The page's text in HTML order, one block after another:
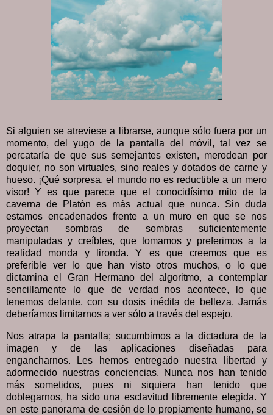
Si alguien se atreviese a librarse, aunque sólo fuera por un
momento, del yugo de la pantalla del móvil, tal vez se
percataría de que sus semejantes existen, merodean por
doquier, no son virtuales, sino reales y dotados de carne y
hueso. ¡Qué sorpresa, el mundo no es reductible a un mero
visor! Y es que parece que el conocidísimo mito de la
caverna de Platón es más actual que nunca. Sin duda
estamos encadenados frente a un muro en que se nos
proyectan sombras de sombras suficientemente
manipuladas y creíbles, que tomamos y preferimos a la
realidad monda y lironda. Y es que creemos que es
preferible ver lo que han visto otros muchos, o lo que
dictamina el Gran Hermano del algoritmo, a contemplar
sencillamente lo que de verdad nos acontece, lo que
tenemos delante, con su dosis inédita de belleza. Jamás
deberíamos limitarnos a ver sólo a través del espejo.
Nos atrapa la pantalla; sucumbimos a la dictadura de la
imagen y de las aplicaciones diseñadas para
engancharnos. Les hemos entregado nuestra libertad y
adormecido nuestras conciencias. Nunca nos han tenido
más sometidos, pues ni siquiera han tenido que
doblegarnos, ha sido una esclavitud libremente elegida. Y
en este panorama de cesión de lo propiamente humano, se